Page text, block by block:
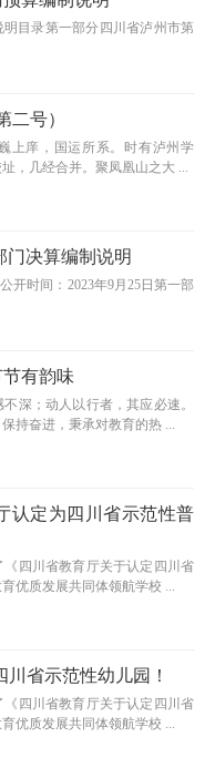
目录第一部分四川省泸州市第
二号）
上庠，国运所系。时有泸州学
，几经合并。聚凤凰山之大 ...
门决算编制说明
开时间：2023年9月25日第一部
有韵味
深；动人以行者，其应必速。
持奋进，秉承对教育的热 ...
认定为四川省示范性普
四川省教育厅关于认定四川省
优质发展共同体领航学校 ...
省示范性幼儿园！
四川省教育厅关于认定四川省
优质发展共同体领航学校 ...